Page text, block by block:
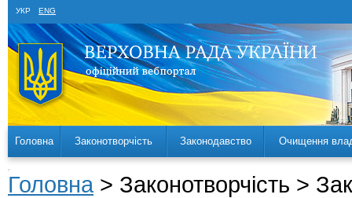
УКР ENG
Головна Законотворчість Законодавство Очищення
Головна > Законотворчість >